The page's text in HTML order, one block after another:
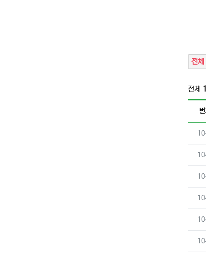
전체
전체
번
번
번
번
번
번